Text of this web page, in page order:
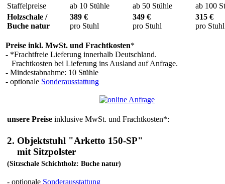
Staffelpreise
ab 10 Stühle ab 50 Stühle
ab 100
Holzschale /
Buche natur
389 €
pro Stuhl
349 €
pro Stuhl
315 €
pro Stuhl
Preise inkl. MwSt. und Frachtkosten*
- *Frachtfreie Lieferung innerhalb Deutschland.
Frachtkosten bei Lieferung ins Ausland auf Anfrage.
- Mindestabnahme: 10 Stühle
- optionale Sonderausstattung
unsere Preise inklusive MwSt. und Frachtkosten*:
2. Objektstuhl "Arketto 150-SP"
mit Sitzpolster
(Sitzschale Schichtholz: Buche natur)
- optionale Sonderausstattung